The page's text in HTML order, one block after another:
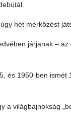
hét mérkőzést
járjanak –
és 1950-ben ismét
világbajnokság